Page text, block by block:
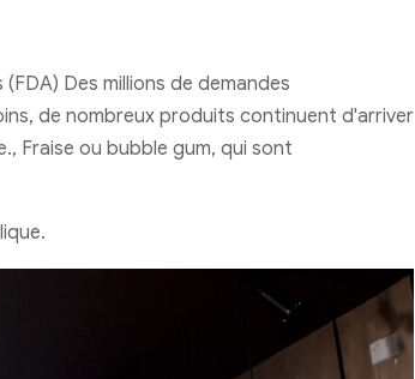
Des millions de demandes
de nombreux produits continuent d'arriver
Fraise ou bubble gum, qui sont